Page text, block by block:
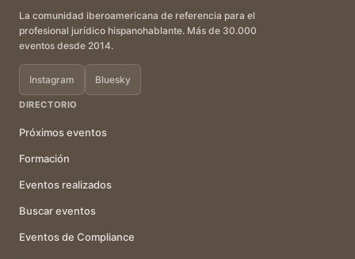
La comunidad iberoamericana de referencia para el
profesional jurídico hispanohablante. Más de 30.000
eventos desde 2014.
Instagram Bluesky
DIRECTORIO
Próximos eventos
Formación
Eventos realizados
Buscar eventos
Eventos de Compliance